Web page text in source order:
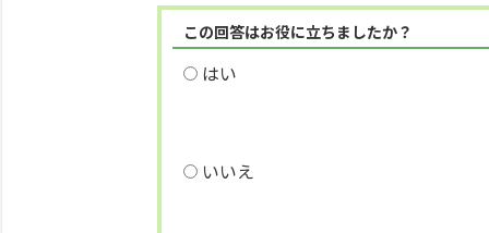
この回答はお役に立ちましたか？
はい
いいえ